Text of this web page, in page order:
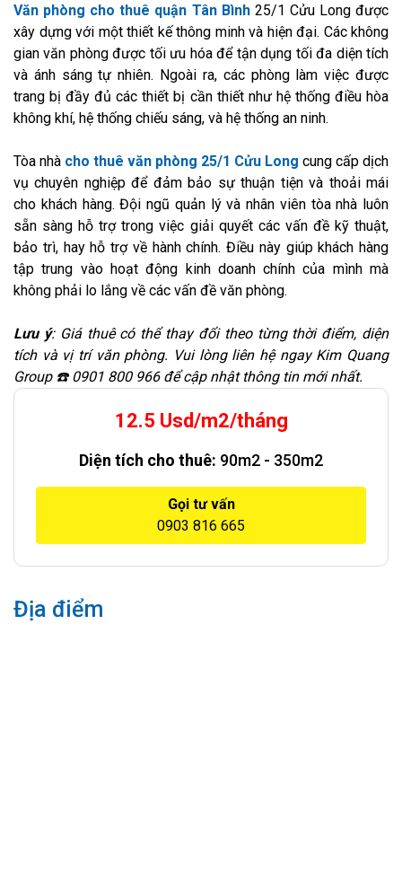
Văn phòng cho thuê quận Tân Bình25/1 Cửu Long được
xây dựng với một thiết kế thông minh và hiện đại. Các không
gian văn phòng được tối ưu hóa để tận dụng tối đa diện tích
và ánh sáng tự nhiên. Ngoài ra, các phòng làm việc được
trang bị đầy đủ các thiết bị cần thiết như hệ thống điều hòa
không khí, hệ thống chiếu sáng, và hệ thống an ninh.
Tòa nhà cho thuê văn phòng 25/1 Cửu Long cung cấp dịch
vụ chuyên nghiệp để đảm bảo sự thuận tiện và thoải mái
cho khách hàng. Đội ngũ quản lý và nhân viên tòa nhà luôn
sẵn sàng hỗ trợ trong việc giải quyết các vấn đề kỹ thuật,
bảo trì, hay hỗ trợ về hành chính. Điều này giúp khách hàng
tập trung vào hoạt động kinh doanh chính của mình mà
không phải lo lắng về các vấn đề văn phòng.
Lưu ý: Giá thuê có thể thay đổi theo từng thời điểm, diện
tích và vị trí văn phòng. Vui lòng liên hệ ngay Kim Quang
Group ☎️ 0901 800 966 để cập nhật thông tin mới nhất.
12.5 Usd/m2/tháng
Diện tích cho thuê: 90m2 - 350m2
Gọi tư vấn
0903 816 665
Địa điểm